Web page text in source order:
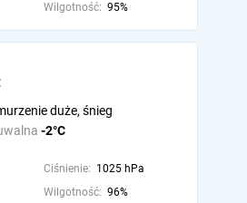
Wilgotność: 95%
-2°C
duże, śnieg
Ciśnienie: 1025 hPa
Wilgotność: 96%